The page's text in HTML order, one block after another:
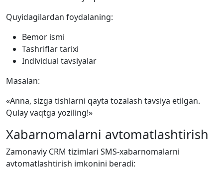
Quyidagilardan foydalaning:
Bemor ismi
Tashriflar tarixi
Individual tavsiyalar
Masalan:
«Anna, sizga tishlarni qayta tozalash tavsiya etilgan.
Qulay vaqtga yoziling!»
Xabarnomalarni avtomatlashtirish
Zamonaviy CRM tizimlari SMS-xabarnomalarni
avtomatlashtirish imkonini beradi: